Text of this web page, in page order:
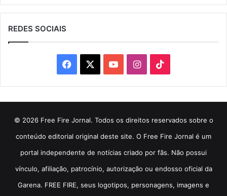
REDES SOCIAIS
Facebook YouTubeInstagram
© 2026 Free Fire Jornal. Todos os direitos reservados sobre o
conteúdo editorial original deste site. O Free Fire Jornal é um
portal independente de notícias criado por fãs. Não possui
vínculo, afiliação, patrocínio, autorização ou endosso oficial da
Garena. FREE FIRE, seus logotipos, personagens, imagens e